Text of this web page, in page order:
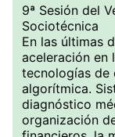
9ª Sesión del
Sociotécnica
En las últimas
aceleración en
tecnologías de
algorítmica.
diagnóstico
organización